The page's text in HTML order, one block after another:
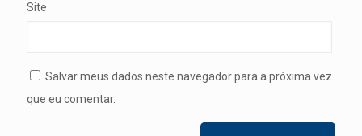
Site
Salvar meus dados neste navegador para a próxima vez
que eu comentar.